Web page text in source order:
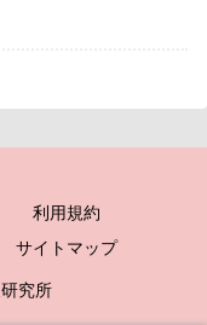
利用規約
サイトマップ
究所